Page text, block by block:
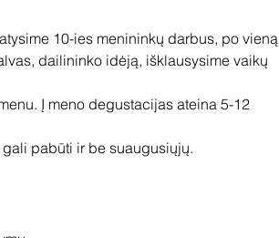
10-ies menininkų darbus, po vieną
dailininko idėją, išklausysime vaikų
Į meno degustacijas ateina 5-12
pabūti ir be suaugusiųjų.